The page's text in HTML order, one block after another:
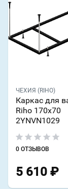
ЧЕХИЯ (RIHO)
Каркас для
Riho 170x70
2YNVN1029
0 ОТЗЫВОВ
5 610 ₽